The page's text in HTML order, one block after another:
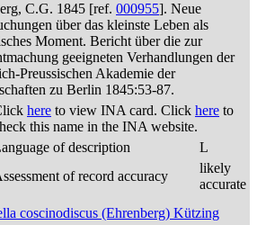
C.G. 1845 [ref. 000955]. Neue
über das kleinste Leben als
Moment. Bericht über die zur
geeigneten Verhandlungen der
Preussischen Akademie der
zu Berlin 1845:53-87.
here to view INA card. Click here to
this name in the INA website.
of description
L
of record accuracy
likely
accurate
coscinodiscus (Ehrenberg) Kützing